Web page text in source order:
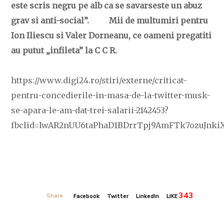
este scris negru pe alb ca se savarseste un abuz
grav si anti-social”. Mii de multumiri pentru
Ion Iliescu si Valer Dorneanu, ce oameni pregatiti
au putut „infileta” la C C R.
https://www.digi24.ro/stiri/externe/criticat-
pentru-concedierile-in-masa-de-la-twitter-musk-
se-apara-le-am-dat-trei-salarii-2142453?
Share Facebook Twitter LinkedIn LIKE343